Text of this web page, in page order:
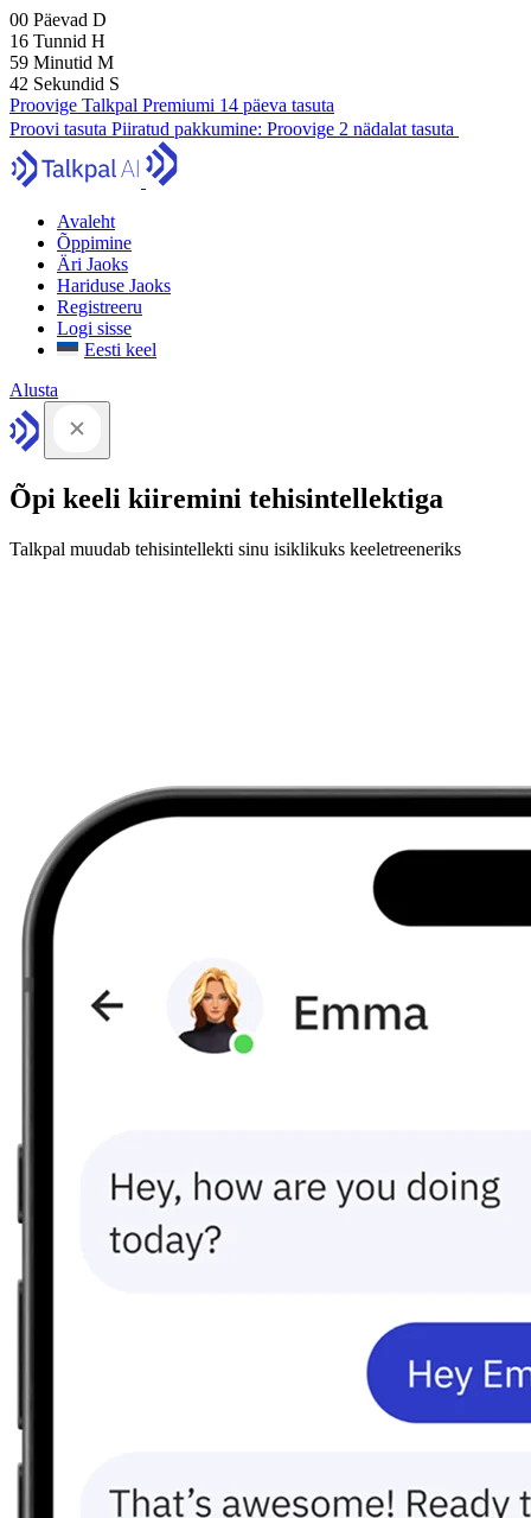
00 Päevad D
16 Tunnid H
59 Minutid M
41 Sekundid S
Proovige Talkpal Premiumi 14 päeva tasuta
Proovi tasuta Piiratud pakkumine: Proovige 2 nädalat tasuta
Avaleht
Õppimine
Äri Jaoks
Hariduse Jaoks
Registreeru
Logi sisse
Eesti keel
Alusta
Õpi keeli kiiremini tehisintellektiga
Talkpal muudab tehisintellekti sinu isiklikuks keeletreeneriks